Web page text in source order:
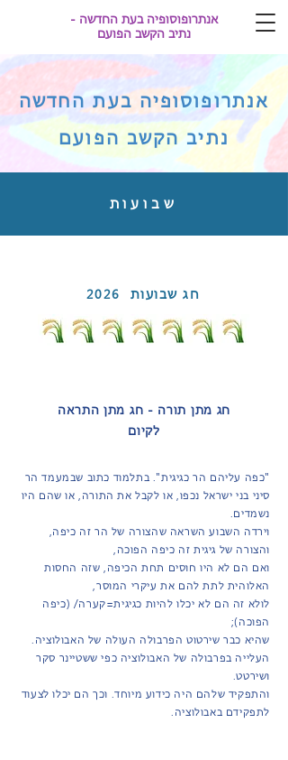
אנתרופוסופיה בעת החדשה -
נתיב הקשב הפועם
אנתרופוסופיה בעת החדשה
נתיב הקשב הפועם
שבועות
חג שבועות 2026
חג מתן תורה - חג מתן התראה
לקיום
"כפה עליהם הר כגיגית". בתלמוד כתוב שבמעמד הר
סיני בני ישראל נכפו, או לקבל את התורה, או שהם היו
נשמדים.
וירדה השבוע השראה שהצורה של הר זה כיפה,
והצורה של גיגית זה כיפה הפוכה,
ואם הם לא היו חוסים תחת הכיפה, שזה החסות
האלוהית לתת להם את עיקרי המוסר,
לולא זה הם לא יכלו להיות כגיגית=קערה/ (כיפה
הפוכה);
שהיא כבר שירטוט הפרבולה העולה של האבולוציה.
העלייה בפרבולה של האבולוציה כפי ששטיינר סקר
ושירטט.
והתפקיד שלהם היה כידוע מיוחד. וכך הם יכלו לצעוד
לתפקידם באבולוציה.